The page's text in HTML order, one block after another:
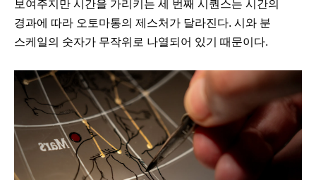
보여주지만 시간을 가리키는 세 번째 시퀀스는 시간의
경과에 따라 오토마통의 제스처가 달라진다. 시와 분
스케일의 숫자가 무작위로 나열되어 있기 때문이다.